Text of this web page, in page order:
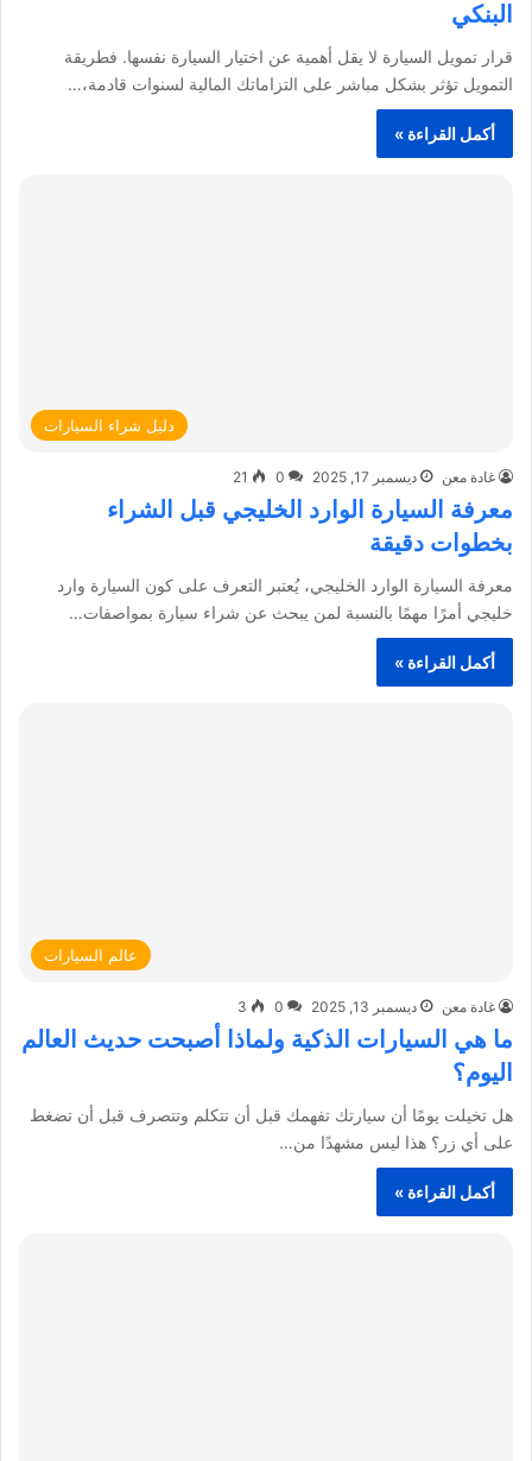
البنكي
قرار تمويل السيارة لا يقل أهمية عن اختيار السيارة نفسها. فطريقة
التمويل تؤثر بشكل مباشر على التزاماتك المالية لسنوات قادمة،…
أكمل القراءة »
دليل شراء السيارات
غادة معن ديسمبر 17, 2025 0
21
معرفة السيارة الوارد الخليجي قبل الشراء
بخطوات دقيقة
معرفة السيارة الوارد الخليجي، يُعتبر التعرف على كون السيارة وارد
خليجي أمرًا مهمًا بالنسبة لمن يبحث عن شراء سيارة بمواصفات…
أكمل القراءة »
عالم السيارات
غادة معن ديسمبر 13, 2025 0
3
ما هي السيارات الذكية ولماذا أصبحت حديث العالم
اليوم؟
هل تخيلت يومًا أن سيارتك تفهمك قبل أن تتكلم وتتصرف قبل أن تضغط
على أي زر؟ هذا ليس مشهدًا من…
أكمل القراءة »